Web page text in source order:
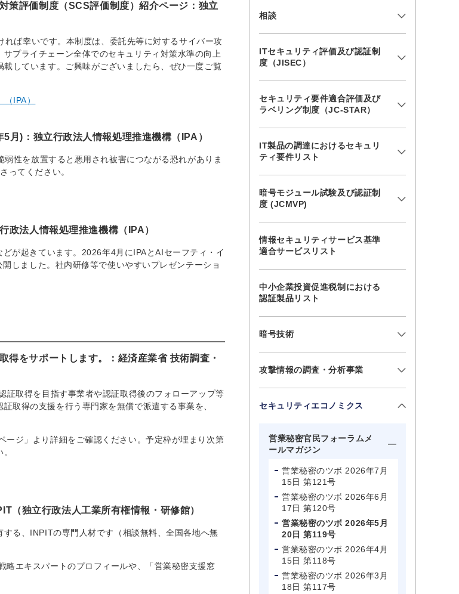
策評価制度（SCS評価制度）紹介ページ：独立
ば幸いです。本制度は、委託先等に対するサイバー攻
プライチェーン全体でのセキュリティ対策水準の向上
しています。ご興味がございましたら、ぜひ一度ご覧
IPA）
)：独立行政法人情報処理推進機構（IPA）
性を放置すると悪用され被害につながる恐れがありま
ってください。
政法人情報処理推進機構（IPA）
が起きています。2026年4月にIPAとAIセーフティ・イ
しました。社内研修等で使いやすいプレゼンテーショ
得をサポートします。：経済産業省 技術調査・
取得を目指す事業者や認証取得後のフォローアップ等
取得の支援を行う専門家を無償で派遣する事業を、
ジ」より詳細をご確認ください。予定枠が埋まり次第
（独立行政法人工業所有権情報・研修館）
る、INPITの専門人材です（相談無料、全国各地へ無
略エキスパートのプロフィールや、「営業秘密支援窓
相談
ITセキュリティ評価及び認証制
度（JISEC）
セキュリティ要件適合評価及び
ラベリング制度（JC-STAR）
IT製品の調達におけるセキュリ
ティ要件リスト
暗号モジュール試験及び認証制
度 (JCMVP)
情報セキュリティサービス基準
適合サービスリスト
中小企業投資促進税制における
認証製品リスト
暗号技術
攻撃情報の調査・分析事業
セキュリティエコノミクス
営業秘密官民フォーラムメ
ールマガジン
営業秘密のツボ 2026年7月
15日 第121号
営業秘密のツボ 2026年6月
17日 第120号
営業秘密のツボ 2026年5月
20日 第119号
営業秘密のツボ 2026年4月
15日 第118号
営業秘密のツボ 2026年3月
18日 第117号